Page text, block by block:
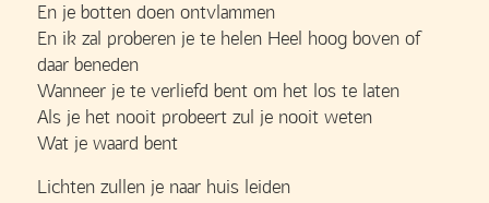
En je botten doen ontvlammen
En ik zal proberen je te helen Heel hoog boven of
daar beneden
Wanneer je te verliefd bent om het los te laten
Als je het nooit probeert zul je nooit weten
Wat je waard bent
Lichten zullen je naar huis leiden